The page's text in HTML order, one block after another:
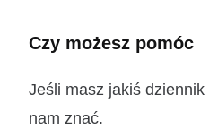
Czy możesz pomóc
Jeśli masz jakiś
nam znać.